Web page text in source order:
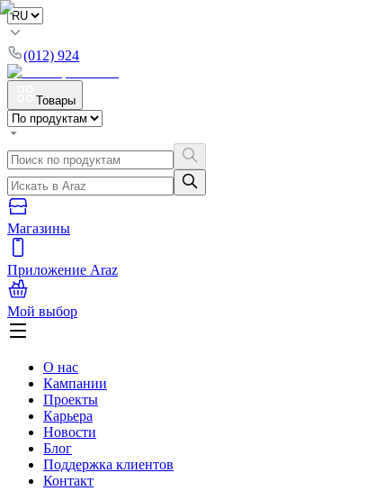
(012) 924
Товары
Магазины
Приложение Araz
Мой выбор
О нас
Кампании
Проекты
Карьера
Новости
Блог
Поддержка клиентов
Контакт